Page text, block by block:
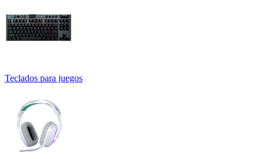
Teclados para juegos